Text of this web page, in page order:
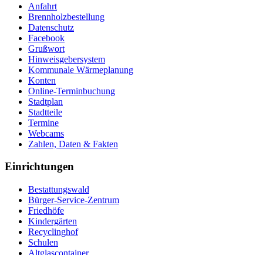
Anfahrt
Brennholzbestellung
Datenschutz
Facebook
Grußwort
Hinweisgebersystem
Kommunale Wärmeplanung
Konten
Online-Terminbuchung
Stadtplan
Stadtteile
Termine
Webcams
Zahlen, Daten & Fakten
Einrichtungen
Bestattungswald
Bürger-Service-Zentrum
Friedhöfe
Kindergärten
Recyclinghof
Schulen
Altglascontainer